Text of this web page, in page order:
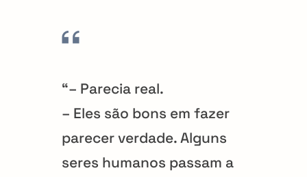
“– Parecia real.
– Eles são bons em fazer
parecer verdade. Alguns
seres humanos passam a